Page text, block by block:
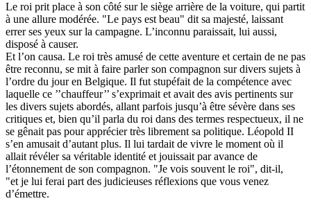
Le roi prit place à son côté sur le siège arrière de la voiture, qui partit
à une allure modérée. "Le pays est beau" dit sa majesté, laissant
errer ses yeux sur la campagne. L’inconnu paraissait, lui aussi,
disposé à causer.
Et l’on causa. Le roi très amusé de cette aventure et certain de ne pas
être reconnu, se mit à faire parler son compagnon sur divers sujets à
l’ordre du jour en Belgique. Il fut stupéfait de la compétence avec
laquelle ce ’’chauffeur’’ s’exprimait et avait des avis pertinents sur
les divers sujets abordés, allant parfois jusqu’à être sévère dans ses
critiques et, bien qu’il parla du roi dans des termes respectueux, il ne
se gênait pas pour apprécier très librement sa politique. Léopold II
s’en amusait d’autant plus. Il lui tardait de vivre le moment où il
allait révéler sa véritable identité et jouissait par avance de
l’étonnement de son compagnon. "Je vois souvent le roi", dit-il,
"et je lui ferai part des judicieuses réflexions que vous venez
d’émettre.